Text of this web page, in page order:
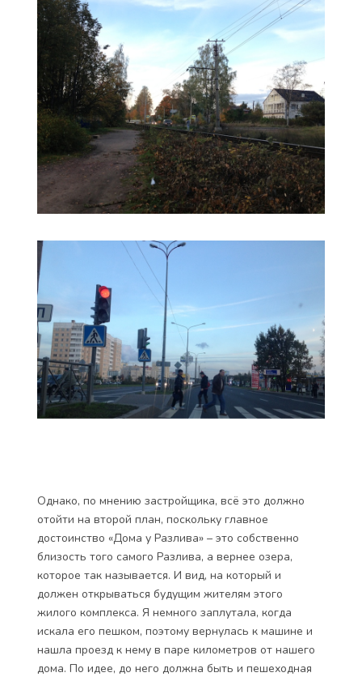
Однако, по мнению застройщика, всё это должно
отойти на второй план, поскольку главное
достоинство «Дома у Разлива» – это собственно
близость того самого Разлива, а вернее озера,
которое так называется. И вид, на который и
должен открываться будущим жителям этого
жилого комплекса. Я немного заплутала, когда
искала его пешком, поэтому вернулась к машине и
нашла проезд к нему в паре километров от нашего
дома. По идее, до него должна быть и пешеходная